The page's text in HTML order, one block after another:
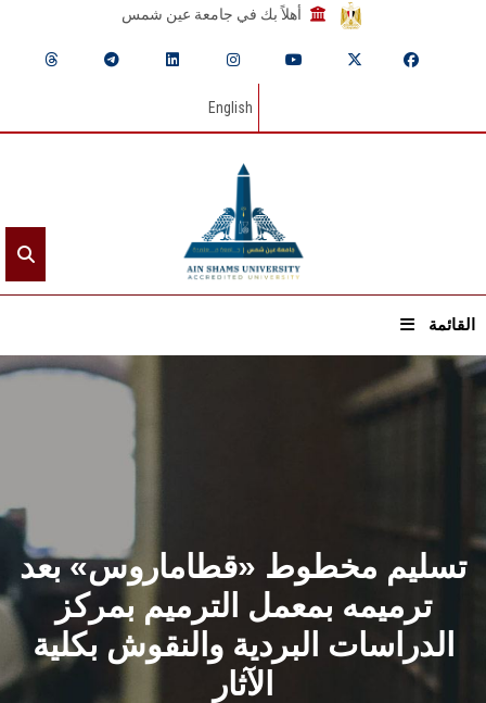
أهلاً بك في جامعة عين شمس
English
القائمة
القطاعـات
الشئون الأكاديمية
البحث العلمي
الرعاية الصحية
تسليم مخطوط «قطاماروس» بعد
ترميمه بمعمل الترميم بمركز
الدراسات البردية والنقوش بكلية
الآثار